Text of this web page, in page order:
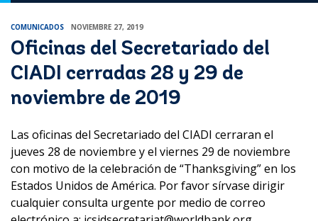
COMUNICADOS NOVIEMBRE 27, 2019
Oficinas del Secretariado del
CIADI cerradas 28 y 29 de
noviembre de 2019
Las oficinas del Secretariado del CIADI cerraran el
jueves 28 de noviembre y el viernes 29 de noviembre
con motivo de la celebración de “Thanksgiving” en los
Estados Unidos de América. Por favor sírvase dirigir
cualquier consulta urgente por medio de correo